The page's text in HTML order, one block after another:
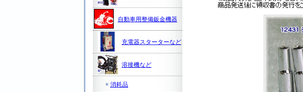
自動車用整備鈑金機器
充電器スターターなど
溶接機など
消耗品